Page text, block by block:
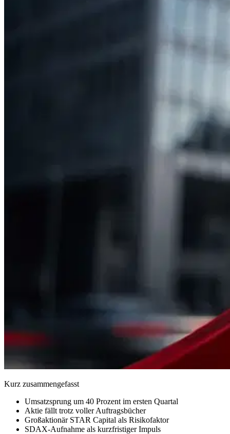
Kurz zusammengefasst
Umsatzsprung um 40 Prozent im ersten Quartal
Aktie fällt trotz voller Auftragsbücher
Großaktionär STAR Capital als Risikofaktor
SDAX-Aufnahme als kurzfristiger Impuls